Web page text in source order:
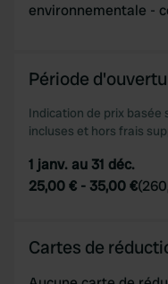
environnementale -
Période
Indication de prix basée
incluses et hors frais
1 janv. au 31 déc.
25,00 € - 35,00 €(
Cartes de